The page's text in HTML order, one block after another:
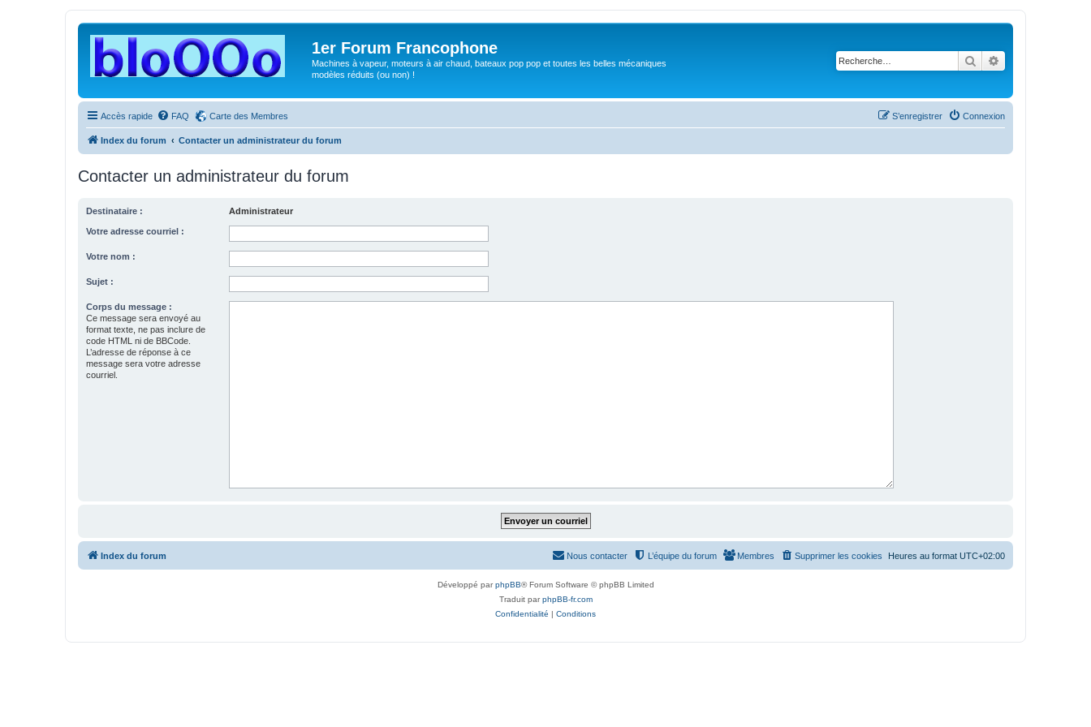
1er Forum Francophone
Machines à vapeur, moteurs à air chaud, bateaux pop pop et toutes les belles mécaniques
modèles réduits (ou non) !
Rechercher
Accès rapide FAQ Carte des Membres Connexion
S’enregistrer
Index du forum Contacter un administrateur du forum
Contacter un administrateur du forum
Destinataire : Administrateur
Votre adresse courriel :
Votre nom :
Sujet :
Corps du message :
Ce message sera envoyé au
format texte, ne pas inclure de
code HTML ni de BBCode.
L’adresse de réponse à ce
message sera votre adresse
courriel.
Index du forum Heures au format UTC+02:00
Supprimer les cookies
Membres
L’équipe du forum
Nous contacter
Développé parphpBB® Forum Software © phpBB Limited
Traduit parphpBB-fr.com
Confidentialité | Conditions